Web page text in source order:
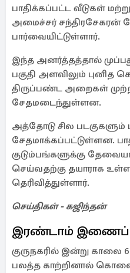
பாதிக்கப்பட்ட வீடுகள்
அமைச்சர் சந்திரசேகரன்
பார்வையிட்டுள்ளார்.
இந்த அனர்த்தத்தால்
பகுதி அளவிலும்
திருப்பண்ட அறைகள்
சேதமடைந்துள்ளன.
அத்தோடு சில படகுகளும்
சேதமாக்கப்பட்டுள்ளன.
குடும்பங்களுக்கு
செய்வதற்கு தயாராக
தெரிவித்துள்ளார்.
செய்திகள் - கஜிந்தன்
இரண்டாம்
குருநகரில் இன்று காலை
பலத்த காற்றினால்